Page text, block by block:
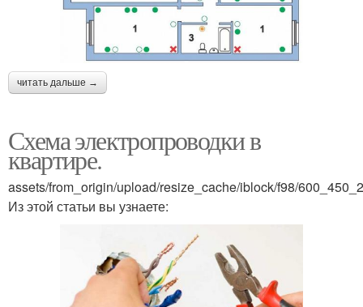
читать дальше →
Схема электропроводки в
квартире.
assets/from_origin/upload/resize_cache/iblock/f98/
Из этой статьи вы узнаете: